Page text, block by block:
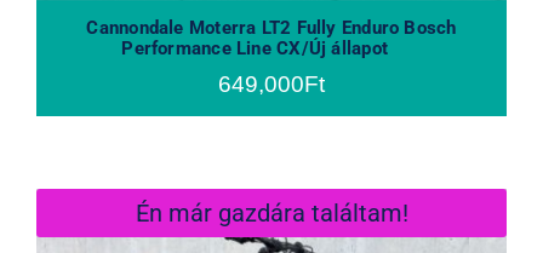
Cannondale Moterra LT2 Fully Enduro Bosch
Performance Line CX/Új állapot
649,000Ft
Én már gazdára találtam!